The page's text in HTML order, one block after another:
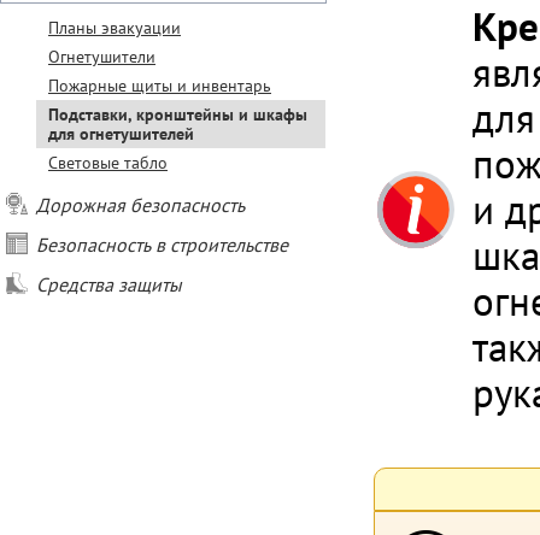
Планы эвакуации
Огнетушители
Пожарные щиты и инвентарь
Подставки, кронштейны и шкафы
для огнетушителей
Световые табло
Дорожная безопасность
Безопасность в строительстве
Средства защиты
и